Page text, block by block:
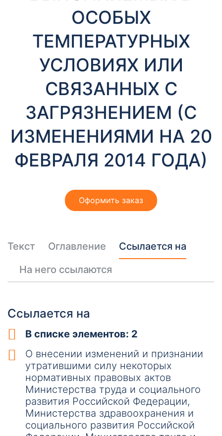
ОСОБЫХ
ТЕМПЕРАТУРНЫХ
УСЛОВИЯХ ИЛИ
СВЯЗАННЫХ С
ЗАГРЯЗНЕНИЕМ (С
ИЗМЕНЕНИЯМИ НА 20
ФЕВРАЛЯ 2014 ГОДА)
Оформить заказ
Текст Оглавление
Ссылается на
На него ссылаются
Ссылается на
В списке элементов: 2
О внесении изменений и признании
утратившими силу некоторых
нормативных правовых актов
Министерства труда и социального
развития Российской Федерации,
Министерства здравоохранения и
социального развития Российской